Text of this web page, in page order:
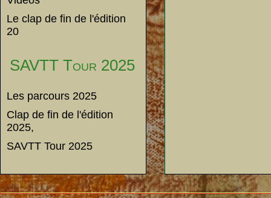
Le clap de fin de l'édition
20
SAVTT Tour 2025
Les parcours 2025
Clap de fin de l'édition
2025,
SAVTT Tour 2025